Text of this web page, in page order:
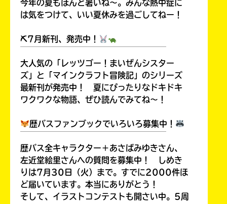
今年の夏もほんと暑いね～。みんな熱中症に
は気をつけて、いい夏休みを過ごしてねー！
⛏7月新刊、発売中！
大人気の「レッツゴー！まいぜんシスター
ズ」と「マインクラフト冒険記」のシリーズ
最新刊が発売中！ 夏にぴったりなドキドキ
ワクワクな物語、ぜひ読んでみてね～！
歴バスファンブックでいろいろ募集中！
歴バス全キャラクター＋あさばみゆきさん、
左近堂絵里さんへの質問を募集中！ しめき
りは7月30日（火）まで。すでに2000件ほ
ど届いています。本当にありがとう！
そして、イラストコンテストも開さい中。5周